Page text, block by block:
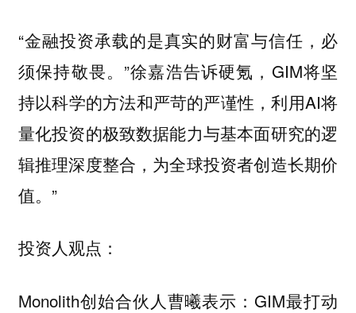
“金融投资承载的是真实的财富与信任，必
须保持敬畏。”徐嘉浩告诉硬氪，GIM将坚
持以科学的方法和严苛的严谨性，利用AI将
量化投资的极致数据能力与基本面研究的逻
辑推理深度整合，为全球投资者创造长期价
值。”
投资人观点：
Monolith创始合伙人曹曦表示：GIM最打动